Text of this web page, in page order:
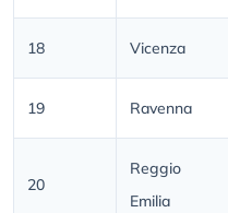
18 Vicenza
19 Ravenna
20
Reggio
Emilia